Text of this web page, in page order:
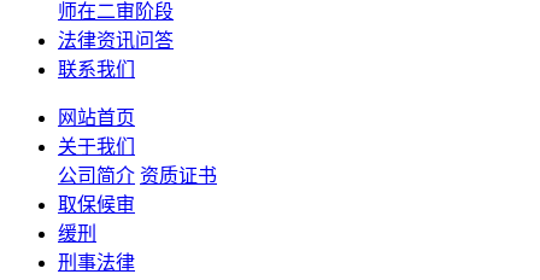
师在二审阶段
法律资讯问答
联系我们
网站首页
关于我们
公司简介 资质证书
取保候审
缓刑
刑事法律